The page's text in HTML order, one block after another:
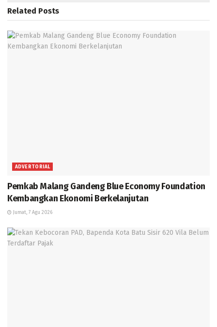
Related Posts
ADVERTORIAL
Pemkab Malang Gandeng Blue Economy Foundation
Kembangkan Ekonomi Berkelanjutan
Jumat, 7 Agu 2026